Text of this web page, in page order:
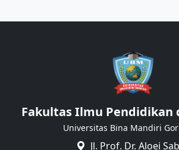
Fakultas Ilmu Pendidikan
Universitas Bina Mandiri
Jl. Prof. Dr. Aloei